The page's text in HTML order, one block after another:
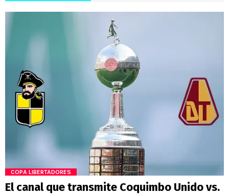
COPA LIBERTADORES
El canal que transmite Coquimbo Unido vs.